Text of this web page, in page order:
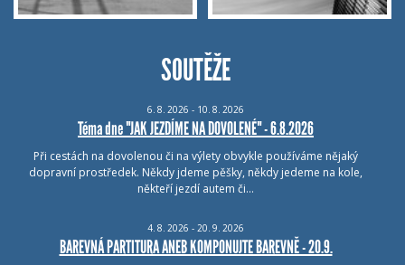
SOUTĚŽE
6. 8. 2026 - 10. 8. 2026
Téma dne "JAK JEZDÍME NA DOVOLENÉ" - 6.8.2026
Při cestách na dovolenou či na výlety obvykle používáme nějaký
dopravní prostředek. Někdy jdeme pěšky, někdy jedeme na kole,
někteří jezdí autem či…
4. 8. 2026 - 20. 9. 2026
BAREVNÁ PARTITURA ANEB KOMPONUJTE BAREVNĚ - 20.9.